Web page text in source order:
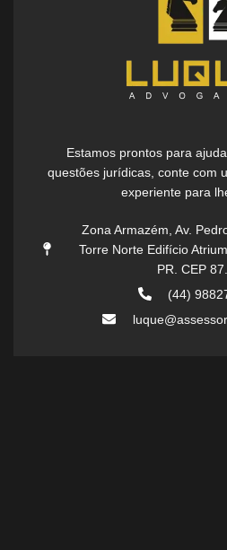
Estamos prontos para
questões jurídicas, conte com
experiente para
Zona Armazém, Av.
Torre Norte Edifício
PR. CEP
(44)